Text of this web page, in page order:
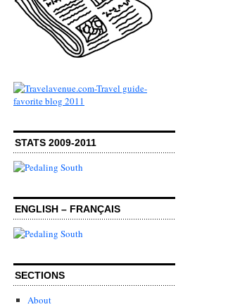
STATS 2009-2011
ENGLISH – FRANÇAIS
SECTIONS
About